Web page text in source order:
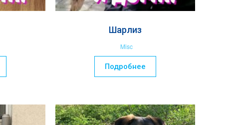
Шарлиз
Misc
Подробнее